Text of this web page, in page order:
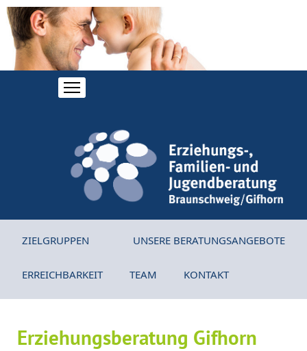
ZIELGRUPPEN UNSERE BERATUNGSANGEBOTE
ERREICHBARKEIT TEAM KONTAKT
Erziehungsberatung Gifhorn